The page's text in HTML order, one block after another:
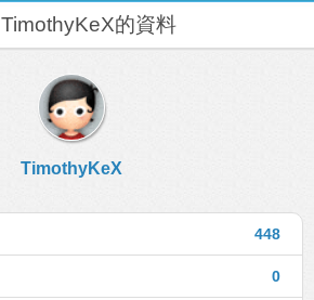
TimothyKeX的資料
TimothyKeX
448
0